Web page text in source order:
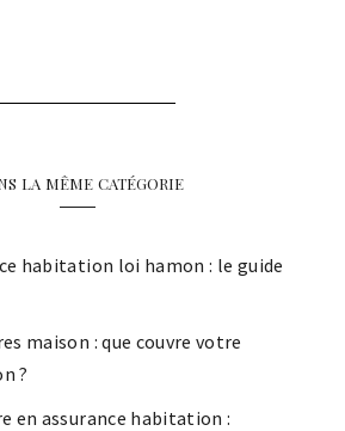
la même catégorie
habitation loi hamon : le guide
maison : que couvre votre
?
en assurance habitation :